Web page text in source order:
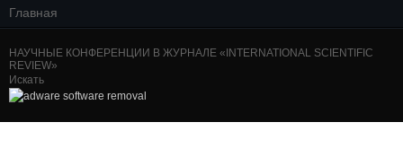
Главная
НАУЧНЫЕ КОНФЕРЕНЦИИ В ЖУРНАЛЕ «INTERNATIONAL SCIENTIFIC
REVIEW»
Искать